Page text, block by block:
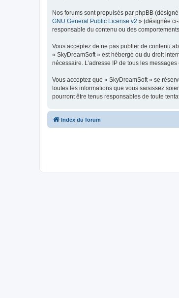
Nos forums sont propulsés par phpBB
GNU General Public License v2 » (désignée
responsable du contenu ou des
Vous acceptez de ne pas publier de contenu
« SkyDreamSoft » est hébergé ou du droit
nécessaire. L’adresse IP de tous les
Vous acceptez que « SkyDreamSoft » se
toutes les informations que vous saisissez
pourront être tenus responsables de toute
Index du forum